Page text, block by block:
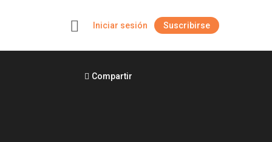
Iniciar sesión Suscribirse
Compartir